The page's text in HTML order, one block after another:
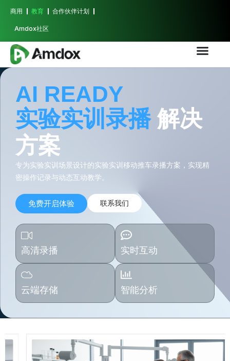
商用 教育 合作伙伴计划
Amdox社区
AI READY
实验实训录播解决
方案
专为实验实训场景设计的实验实训移动推车录播方案，实现精
密操作记录与动态互动教学。
免费开启体验 联系我们
高清录播 实时互动
云端存储 智能分析